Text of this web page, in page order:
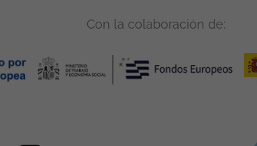
Con la colaboración de: